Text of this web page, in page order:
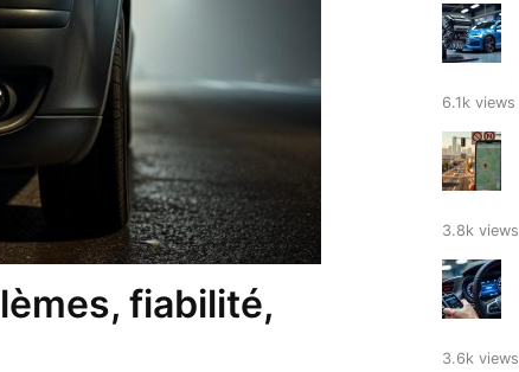
fiabilité,
6.1k views
3.8k views
3.6k views